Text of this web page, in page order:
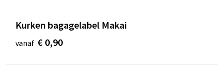
Kurken bagagelabel Makai
vanaf € 0,90